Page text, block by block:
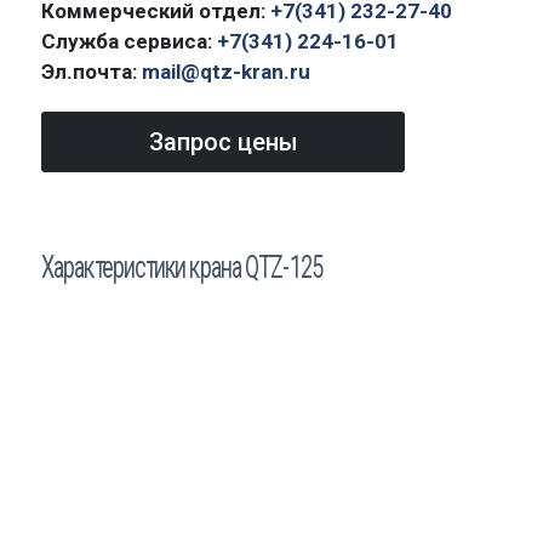
Коммерческий отдел: +7(341) 232-27-40
Служба сервиса: +7(341) 224-16-01
Эл.почта: mail@qtz-kran.ru
Запрос цены
Характеристики крана QTZ-125